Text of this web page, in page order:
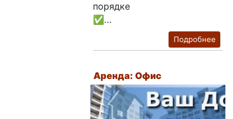
порядке
✅...
Подробнее
Аренда: Офис